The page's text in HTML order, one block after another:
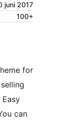
juni 2017
100+
for
can